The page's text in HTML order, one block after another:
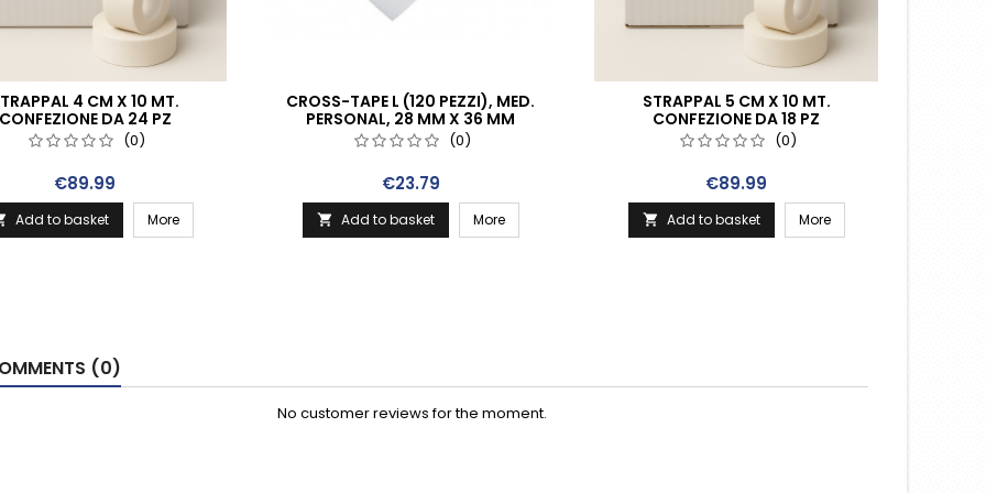
4 CM X 10 MT.
DA 24 PZ
(0)
Price
€89.99
Add to basket More
CROSS-TAPE L (120 PEZZI), MED.
PERSONAL, 28 MM X 36 MM
(0)
Price
€23.79
 Add to basket More
STRAPPAL 5 CM X 10 MT.
CONFEZIONE DA 18 PZ
(0)
Price
€89.99
 Add to basket More
(0)
No customer reviews for the moment.